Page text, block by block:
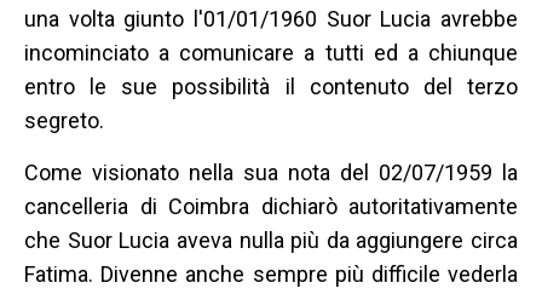
una volta giunto l'01/01/1960 Suor Lucia avrebbe
incominciato a comunicare a tutti ed a chiunque
entro le sue possibilità il contenuto del terzo
segreto.
Come visionato nella sua nota del 02/07/1959 la
cancelleria di Coimbra dichiarò autoritativamente
che Suor Lucia aveva nulla più da aggiungere circa
Fatima. Divenne anche sempre più difficile vederla